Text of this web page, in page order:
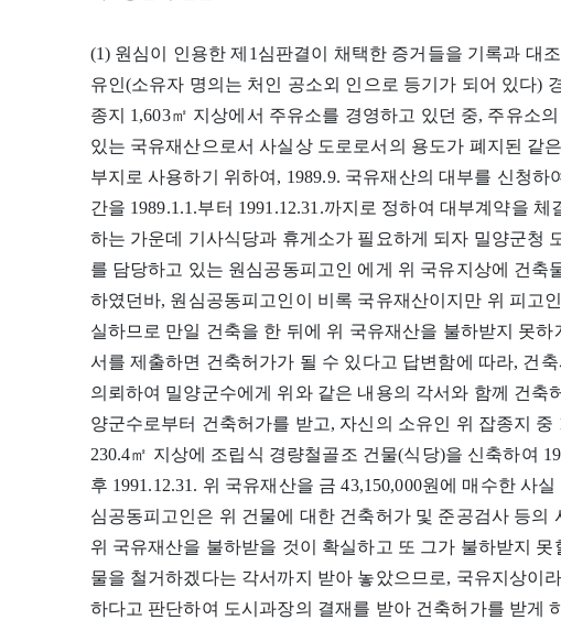
(1) 원심이 인용한 제1심판결이 채택한 증거들을 기록과 대
유인(소유자 명의는 처인 공소외 인으로 등기가 되어 있다)
종지 1,603㎡ 지상에서 주유소를 경영하고 있던 중, 주유소
있는 국유재산으로서 사실상 도로로서의 용도가 폐지된 같
부지로 사용하기 위하여, 1989.9. 국유재산의 대부를 신청하
간을 1989.1.1.부터 1991.12.31.까지로 정하여 대부계약을
하는 가운데 기사식당과 휴게소가 필요하게 되자 밀양군청
를 담당하고 있는 원심공동피고인 에게 위 국유지상에 건축
하였던바, 원심공동피고인이 비록 국유재산이지만 위 피고
실하므로 만일 건축을 한 뒤에 위 국유재산을 불하받지 못
서를 제출하면 건축허가가 될 수 있다고 답변함에 따라, 건
의뢰하여 밀양군수에게 위와 같은 내용의 각서와 함께 건축
양군수로부터 건축허가를 받고, 자신의 소유인 위 잡종지 중
230.4㎡ 지상에 조립식 경량철골조 건물(식당)을 신축하여
후 1991.12.31. 위 국유재산을 금 43,150,000원에 매수한 사
심공동피고인은 위 건물에 대한 건축허가 및 준공검사 등의
위 국유재산을 불하받을 것이 확실하고 또 그가 불하받지
물을 철거하겠다는 각서까지 받아 놓았으므로, 국유지상이
하다고 판단하여 도시과장의 결재를 받아 건축허가를 받게